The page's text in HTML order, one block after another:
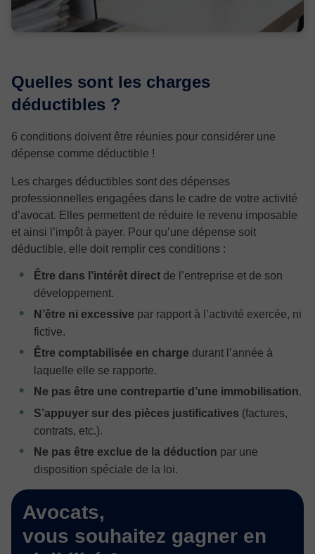
Quelles sont les charges
déductibles ?
6 conditions doivent être réunies pour considérer une
dépense comme déductible !
Les charges déductibles sont des dépenses
professionnelles engagées dans le cadre de votre activité
d’avocat. Elles permettent de réduire le revenu imposable
et ainsi l’impôt à payer. Pour qu’une dépense soit
déductible, elle doit remplir ces conditions :
Être dans l’intérêt direct de l’entreprise et de son
développement.
N’être ni excessive par rapport à l’activité exercée, ni
fictive.
Être comptabilisée en charge durant l’année à
laquelle elle se rapporte.
Ne pas être une contrepartie d’une immobilisation.
S’appuyer sur des pièces justificatives (factures,
contrats, etc.).
Ne pas être exclue de la déduction par une
disposition spéciale de la loi.
Avocats,
vous souhaitez gagner en